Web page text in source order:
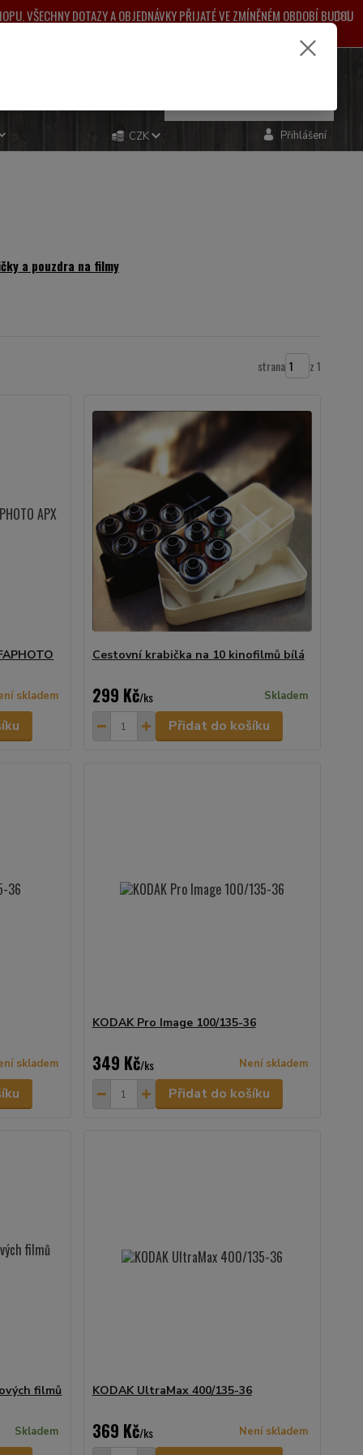
VŠECHNY DOTAZY A OBJEDNÁVKY PŘIJATÉ VE ZMÍNĚNÉM OBDOBÍ BUDOU
CZK Přihlášení
a pouzdra na filmy
strana z 1
skladem
Cestovní krabička na 10 kinofilmů bílá
299 Kč/ks Skladem
Přidat do košíku
skladem
KODAK Pro Image 100/135-36
349 Kč/ks Není skladem
Přidat do košíku
filmů
Skladem
KODAK UltraMax 400/135-36
369 Kč/ks Není skladem